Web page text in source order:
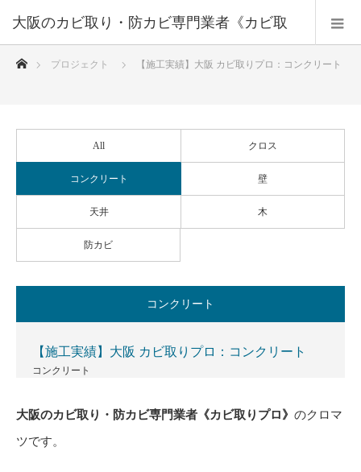
大阪のカビ取り・防カビ専門業者《カビ取
りプロ》大阪・兵庫・京都
ホームプロジェクト 【施工実績】大阪 カビ取りプロ：コンクリート
All クロス
コンクリート 壁
天井 木
防カビ
コンクリート
【施工実績】大阪 カビ取りプロ：コンクリート
コンクリート
大阪のカビ取り・防カビ専門業者《カビ取りプロ》 のクロマ
ツです。